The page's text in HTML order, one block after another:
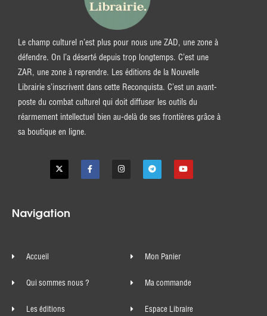
Le champ culturel n’est plus pour nous une ZAD, une zone à
défendre. On l’a déserté depuis trop longtemps. C’est une
ZAR, une zone à reprendre. Les éditions de la Nouvelle
Librairie s’inscrivent dans cette Reconquista. C’est un avant-
poste du combat culturel qui doit diffuser les outils du
réarmement intellectuel bien au-delà de ses frontières grâce à
sa boutique en ligne.
Navigation
Accueil
Qui sommes nous ?
Les éditions
Mon Panier
Ma commande
Espace Libraire